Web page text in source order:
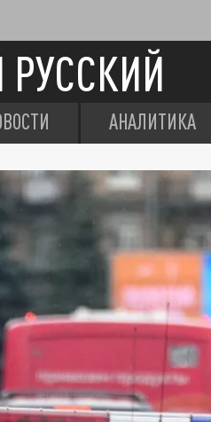
АНАЛИТИКА